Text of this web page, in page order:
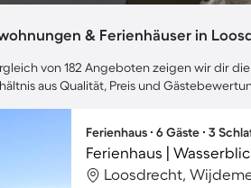
& Ferienhäuser in
von 182 Angeboten zeigen wir dir
aus Qualität, Preis und
Ferienhaus ∙ 6 Gäste ∙ 3
Ferienhaus |
Loosdrecht,